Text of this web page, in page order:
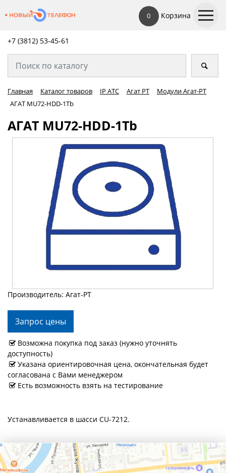
0 Корзина
+7 (3812) 53-45-61
Главная Каталог товаров IP АТС Агат РТ
Модули Агат-РТ
АГАТ MU72-HDD-1Tb
АГАТ MU72-HDD-1Tb
Производитель: Агат-РТ
Запрос цены
Возможна покупка под заказ (нужно уточнять
доступность)
Указана ориентировочная цена, окончательная будет
согласована с Вами менеджером
Есть возможность взять на тестирование
Устанавливается в шасси CU-7212.